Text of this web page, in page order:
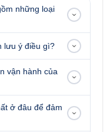
Civic 2022 inox
ngoại hình, giúp
vẻ cứng cáp, chắc
thu hút mọi ánh
nhựa Civic có sẵn
dàng, nhanh chóng
xe.
những loại
lưu ý điều gì?
vận hành của
ở đâu để đảm